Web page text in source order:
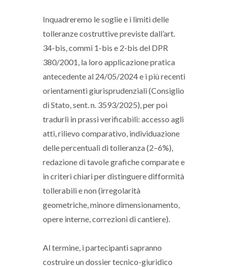
Inquadreremo le soglie e i limiti delle
tolleranze costruttive previste dall’art.
34-bis, commi 1-bis e 2-bis del DPR
380/2001, la loro applicazione pratica
antecedente al 24/05/2024 e i più recenti
orientamenti giurisprudenziali (Consiglio
di Stato, sent. n. 3593/2025), per poi
tradurli in prassi verificabili: accesso agli
atti, rilievo comparativo, individuazione
delle percentuali di tolleranza (2–6%),
redazione di tavole grafiche comparate e
in criteri chiari per distinguere difformità
tollerabili e non (irregolarità
geometriche, minore dimensionamento,
opere interne, correzioni di cantiere).
Al termine, i partecipanti sapranno
costruire un dossier tecnico-giuridico